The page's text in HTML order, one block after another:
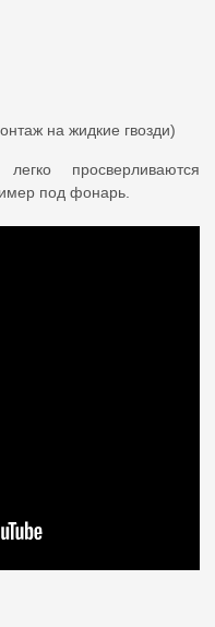
на жидкие гвозди)
просверливаются
под фонарь.